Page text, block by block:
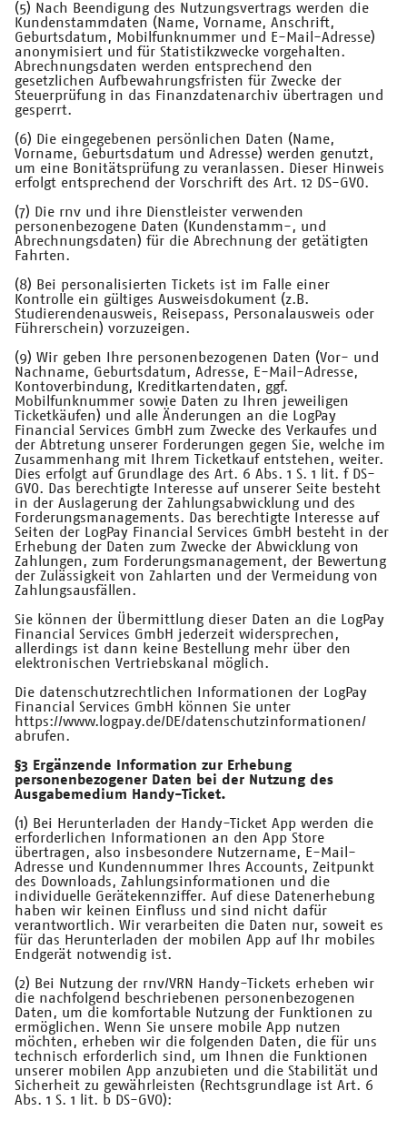
(5) Nach Beendigung des Nutzungsvertrags werden die
Kundenstammdaten (Name, Vorname, Anschrift,
Geburtsdatum, Mobilfunknummer und E-Mail-Adresse)
anonymisiert und für Statistikzwecke vorgehalten.
Abrechnungsdaten werden entsprechend den
gesetzlichen Aufbewahrungsfristen für Zwecke der
Steuerprüfung in das Finanzdatenarchiv übertragen und
gesperrt.
(6) Die eingegebenen persönlichen Daten (Name,
Vorname, Geburtsdatum und Adresse) werden genutzt,
um eine Bonitätsprüfung zu veranlassen. Dieser Hinweis
erfolgt entsprechend der Vorschrift des Art. 12 DS-GVO.
(7) Die rnv und ihre Dienstleister verwenden
personenbezogene Daten (Kundenstamm-, und
Abrechnungsdaten) für die Abrechnung der getätigten
Fahrten.
(8) Bei personalisierten Tickets ist im Falle einer
Kontrolle ein gültiges Ausweisdokument (z.B.
Studierendenausweis, Reisepass, Personalausweis oder
Führerschein) vorzuzeigen.
(9) Wir geben Ihre personenbezogenen Daten (Vor- und
Nachname, Geburtsdatum, Adresse, E-Mail-Adresse,
Kontoverbindung, Kreditkartendaten, ggf.
Mobilfunknummer sowie Daten zu Ihren jeweiligen
Ticketkäufen) und alle Änderungen an die LogPay
Financial Services GmbH zum Zwecke des Verkaufes und
der Abtretung unserer Forderungen gegen Sie, welche im
Zusammenhang mit Ihrem Ticketkauf entstehen, weiter.
Dies erfolgt auf Grundlage des Art. 6 Abs. 1 S. 1 lit. f DS-
GVO. Das berechtigte Interesse auf unserer Seite besteht
in der Auslagerung der Zahlungsabwicklung und des
Forderungsmanagements. Das berechtigte Interesse auf
Seiten der LogPay Financial Services GmbH besteht in der
Erhebung der Daten zum Zwecke der Abwicklung von
Zahlungen, zum Forderungsmanagement, der Bewertung
der Zulässigkeit von Zahlarten und der Vermeidung von
Zahlungsausfällen.
Sie können der Übermittlung dieser Daten an die LogPay
Financial Services GmbH jederzeit widersprechen,
allerdings ist dann keine Bestellung mehr über den
elektronischen Vertriebskanal möglich.
Die datenschutzrechtlichen Informationen der LogPay
Financial Services GmbH können Sie unter
https://www.logpay.de/DE/datenschutzinformationen/
abrufen.
§3 Ergänzende Information zur Erhebung
personenbezogener Daten bei der Nutzung des
Ausgabemedium Handy-Ticket.
(1) Bei Herunterladen der Handy-Ticket App werden die
erforderlichen Informationen an den App Store
übertragen, also insbesondere Nutzername, E-Mail-
Adresse und Kundennummer Ihres Accounts, Zeitpunkt
des Downloads, Zahlungsinformationen und die
individuelle Gerätekennziffer. Auf diese Datenerhebung
haben wir keinen Einfluss und sind nicht dafür
verantwortlich. Wir verarbeiten die Daten nur, soweit es
für das Herunterladen der mobilen App auf Ihr mobiles
Endgerät notwendig ist.
(2) Bei Nutzung der rnv/VRN Handy-Tickets erheben wir
die nachfolgend beschriebenen personenbezogenen
Daten, um die komfortable Nutzung der Funktionen zu
ermöglichen. Wenn Sie unsere mobile App nutzen
möchten, erheben wir die folgenden Daten, die für uns
technisch erforderlich sind, um Ihnen die Funktionen
unserer mobilen App anzubieten und die Stabilität und
Sicherheit zu gewährleisten (Rechtsgrundlage ist Art. 6
Abs. 1 S. 1 lit. b DS-GVO):